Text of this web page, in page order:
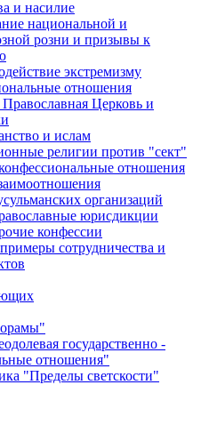
и насилие
национальной и
розни и призывы к
экстремизму
отношения
Православная Церковь и
и ислам
религии против "сект"
отношения
организаций
юрисдикции
конфессии
сотрудничества и
государственно -
отношения"
"Пределы светскости"